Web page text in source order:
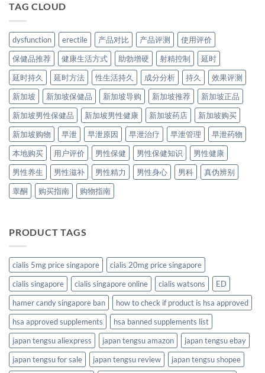
TAG CLOUD
dysfunction erectile 产品对比 产品评测
使用评价
保健品推荐
健康生活方式 助勃增硬 射精控制
延时
延时持久
延时方法 性生活持久 成分分析 持久
效果评测
新加坡
新加坡保健品 新加坡导购 新加坡推荐
新加坡正品
新加坡男性保健品
新加坡男性健康 新加坡药店
新加坡购买
新加坡购物
早泄 早泄原因 早泄治疗 早泄管理
早泄药物
本地购买
用户评价 男性保健 男性保健知识
男性健康
男性养生
男性滋补 男性精力 男性身心 男科
真伪辨别
睾酮
购买指南 购物指南
PRODUCT TAGS
cialis 5mg price singapore
cialis 20mg price singapore
cialis singapore
cialis singapore online cialis watsons
ED
hamer candy singapore ban
how to check if product is hsa approved
hsa approved supplements
hsa banned supplements list
japan tengsu aliexpress
japan tengsu amazon
japan tengsu ebay
japan tengsu for sale
japan tengsu review
japan tengsu shopee